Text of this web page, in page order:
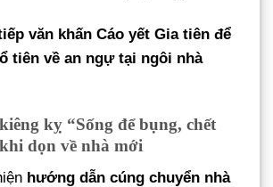
văn khấn Cáo yết Gia tiên để
tiên về an ngự tại ngôi nhà
kỵ “Sống để bụng, chết
dọn về nhà mới
hướng dẫn cúng chuyển nhà